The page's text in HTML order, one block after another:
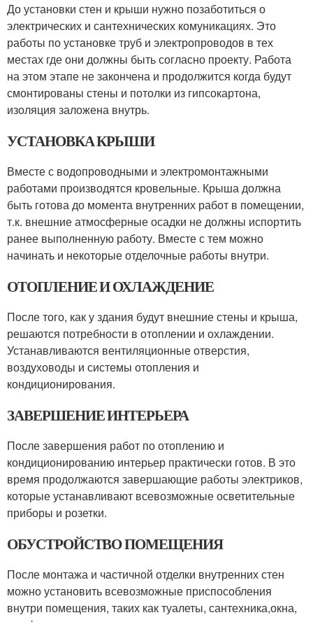
До установки стен и крыши нужно позаботиться о
электрических и сантехнических комуникациях. Это
работы по установке труб и электропроводов в тех
местах где они должны быть согласно проекту. Работа
на этом этапе не закончена и продолжится когда будут
смонтированы стены и потолки из гипсокартона,
изоляция заложена внутрь.
УСТАНОВКА КРЫШИ
Вместе с водопроводными и электромонтажными
работами производятся кровельные. Крыша должна
быть готова до момента внутренних работ в помещении,
т.к. внешние атмосферные осадки не должны испортить
ранее выполненную работу. Вместе с тем можно
начинать и некоторые отделочные работы внутри.
ОТОПЛЕНИЕ И ОХЛАЖДЕНИЕ
После того, как у здания будут внешние стены и крыша,
решаются потребности в отоплении и охлаждении.
Устанавливаются вентиляционные отверстия,
воздуховоды и системы отопления и
кондиционирования.
ЗАВЕРШЕНИЕ ИНТЕРЬЕРА
После завершения работ по отоплению и
кондиционированию интерьер практически готов. В это
время продолжаются завершающие работы электриков,
которые устанавливают всевозможные осветительные
приборы и розетки.
ОБУСТРОЙСТВО ПОМЕЩЕНИЯ
После монтажа и частичной отделки внутренних стен
можно установить всевозможные приспособления
внутри помещения, таких как туалеты, сантехника,окна,